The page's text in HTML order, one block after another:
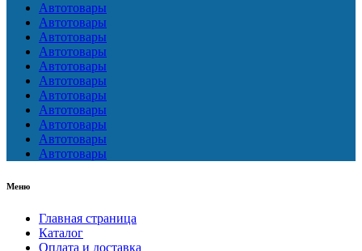
Автотовары
Автотовары
Автотовары
Автотовары
Автотовары
Автотовары
Автотовары
Автотовары
Автотовары
Автотовары
Автотовары
Меню
Главная страница
Каталог
Оплата и доставка